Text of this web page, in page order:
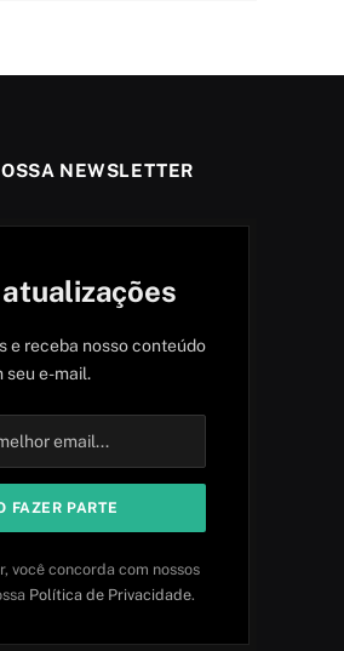
NEWSLETTER
e receba nosso conteúdo
seu e-mail.
você concorda com nossos
Política de Privacidade.